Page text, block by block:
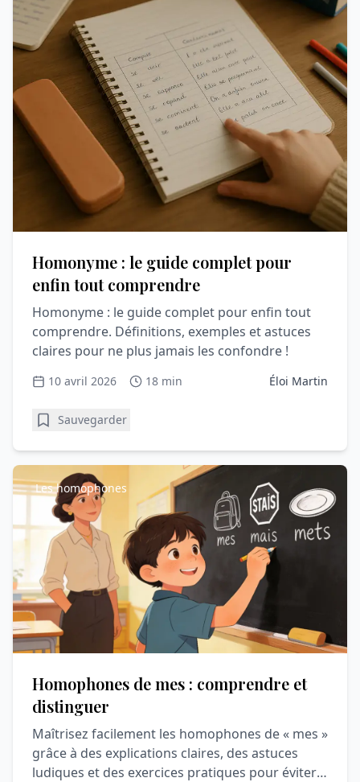
Homonyme : le guide complet pour
enfin tout comprendre
Homonyme : le guide complet pour enfin tout
comprendre. Définitions, exemples et astuces
claires pour ne plus jamais les confondre !
10 avril 2026 18 min Éloi Martin
Sauvegarder
Les homophones
Homophones de mes : comprendre et
distinguer
Maîtrisez facilement les homophones de « mes »
grâce à des explications claires, des astuces
ludiques et des exercices pratiques pour éviter